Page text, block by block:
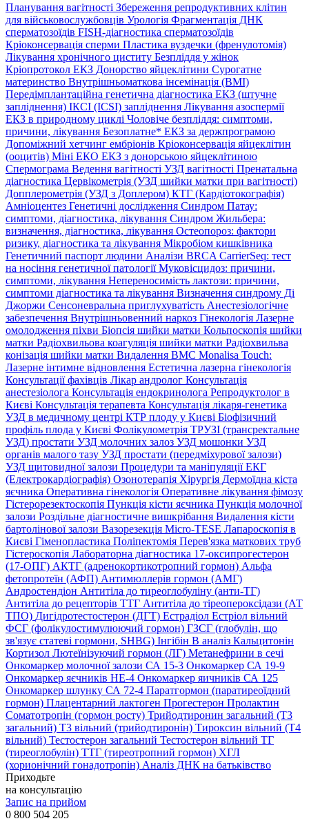
Планування вагітності Збереження репродуктивних клітин
для військовослужбовців Урологія Фрагментація ДНК
сперматозоїдів FISH-діагностика сперматозоїдів
Кріоконсервація сперми Пластика вуздечки (френулотомія)
Лікування хронічного циститу Безпліддя у жінок
Кріопротокол ЕКЗ Донорство яйцеклітини Сурогатне
материнство Внутрішньоматкова інсемінація (ВМІ)
Передімплантаційна генетична діагностика ЕКЗ (штучне
запліднення) ІКСІ (ICSI) запліднення Лікування азоспермії
ЕКЗ в природному циклі Чоловіче безпліддя: симптоми,
причини, лікування Безоплатне* ЕКЗ за держпрограмою
Допоміжний хетчинг ембріонів Кріоконсервація яйцеклітин
(ооцитів) Міні ЕКО ЕКЗ з донорською яйцеклітиною
Спермограма Ведення вагітності УЗД вагітності Пренатальна
діагностика Цервікометрія (УЗД шийки матки при вагітності)
Допплерометрія (УЗД з Доплером) КТГ (Кардіотокографія)
Амніоцентез Генетичні дослідження Синдром Патау:
симптоми, дiагностика, лiкування Синдром Жильбера:
визначення, діагностика, лікування Остеопороз: фактори
ризику, діагностика та лікування Мікробіом кишківника
Генетичний паспорт людини Аналізи BRCA CarrierSeq: тест
на носіння генетичної патологіїМуковісцидоз: причини,
симптоми, лікування Непереносимість лактози: причини,
симптоми діагностика та лікування Визначення синдрому Ді
Джоржи Сенсоневральна приглухуватість Анестезіологічне
забезпечення Внутрішньовенний наркоз Гінекологія Лазерне
омолодження піхви Біопсія шийки матки Кольпоскопія шийки
матки Радіохвильова коагуляція шийки матки Радіохвильва
конізація шийки матки Видалення ВМС Monalisa Touch:
Лазерне інтимне відновлення Естетична лазерна гінекологія
Консультації фахівців Лікар андролог Консультація
анестезіолога Консультація ендокринолога Репродуктолог в
Києві Консультація терапевта Консультація лікаря-генетика
УЗД в медичному центрі КТР плоду у Києві Біофізичний
профіль плода у Києві Фолікулометрія ТРУЗІ (трансректальне
УЗД) простати УЗД молочних залоз УЗД мошонки УЗД
органів малого тазу УЗД простати (передміхурової залози)
УЗД щитовидної залози Процедури та маніпуляціїЕКГ
(Електрокардіографія) Озонотерапія Хірургія Дермоїдна кіста
яєчника Оперативна гінекологія Оперативне лікування фімозу
Гістерорезектоскопія Пункція кісти яєчника Пункція молочної
залози Роздільне діагностичне вишкрібання Видалення кісти
бартолінової залози Вазорезекція Micro-TESE Лапароскопія в
Києві Гіменопластика Поліпектомія Перев'язка маткових труб
Гістероскопія Лабораторна діагностика 17-оксипрогестерон
(17-ОПГ) АКТГ (адренокортикотропний гормон) Альфа
фетопротеїн (АФП) Антимюллерів гормон (АМГ)
Андростендіон Антитіла до тиреоглобуліну (анти-ТГ)
Антитіла до рецепторів ТТГ Антитіла до тіреопероксідази (АТ
ТПО) Дигідротестостерон (ДГТ) Естрадіол Естріол вільний
ФСГ (фолікулостимулюючий гормон) ГЗСГ (глобулін, що
зв'язує статеві гормони, SHBG) Інгібін B аналіз Кальцитонін
Кортизол Лютеїнізуючий гормон (ЛГ) Метанефрини в сечі
Онкомаркер молочної залози СА 15-3 Онкомаркер СА 19-9
Онкомаркер яєчників НЕ-4 Онкомаркер яичників СА 125
Онкомаркер шлунку СА 72-4 Паратгормон (паратиреоїдний
гормон) Плацентарний лактоген Прогестерон Пролактин
Соматотропін (гормон росту) Трийодтиронин загальний (Т3
загальний) Т3 вільний (трийодтиронін) Тироксин вільний (Т4
вільний) Тестостерон загальний Тестостерон вільний ТГ
(тиреоглобулін) ТТГ (тиреотропний гормон) ХГЛ
(хорионічний гонадотропін) Аналіз ДНК на батьківство
Приходьте
на консультацію
Запис на прийом
0 800 504 205